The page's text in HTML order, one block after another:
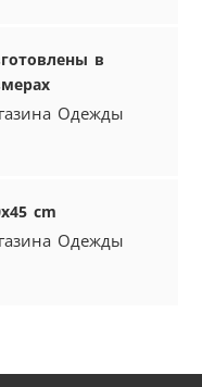
в
Одежды
cm
Одежды